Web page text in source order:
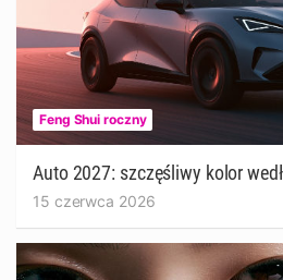
Feng Shui roczny
Auto 2027: szczęśliwy kolor
15 czerwca 2026